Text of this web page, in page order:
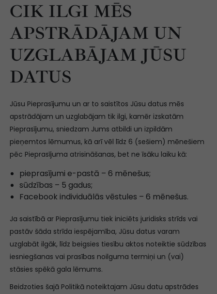
CIK ILGI MĒS
APSTRĀDĀJAM UN
UZGLABĀJAM JŪSU
DATUS
Jūsu Pieprasījumu un ar to saistītos Jūsu datus mēs
apstrādājam un uzglabājam tik ilgi, kamēr izskatām
Pieprasījumu, sniedzam Jums atbildi un izpildām
pieņemtos lēmumus, kā arī vēl līdz 6 (sešiem) mēnešiem
pēc Pieprasījuma atrisināšanas, bet ne īsāku laiku kā:
pieprasījumi e-pastā – 6 mēnešus;
sūdzības – 5 gadus;
Facebook individuālās vēstules – 6 mēnešus.
Ja saistībā ar Pieprasījumu tiek iniciēts juridisks strīds vai
pastāv šāda strīda iespējamība, Jūsu datus varam
uzglabāt ilgāk, līdz beigsies tiesību aktos noteiktie sūdzības
iesniegšanas vai prasības noilguma termiņi un (vai)
stāsies spēkā gala lēmums.
Beidzoties šajā Politikā noteiktajam Jūsu datu apstrādes